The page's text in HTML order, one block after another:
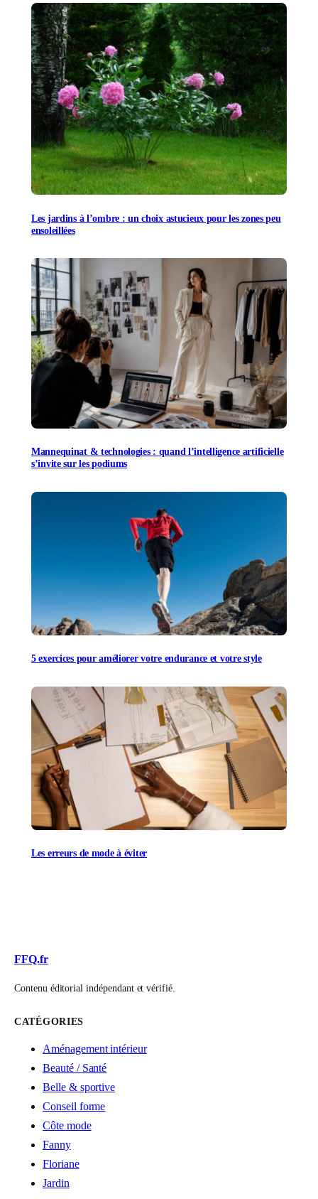
Les jardins à l’ombre : un choix astucieux pour les zones peu
ensoleillées
Mannequinat & technologies : quand l’intelligence artificielle
s’invite sur les podiums
5 exercices pour améliorer votre endurance et votre style
Les erreurs de mode à éviter
FFQ.fr
Contenu éditorial indépendant et vérifié.
CATÉGORIES
Aménagement intérieur
Beauté / Santé
Belle & sportive
Conseil forme
Côte mode
Fanny
Floriane
Jardin